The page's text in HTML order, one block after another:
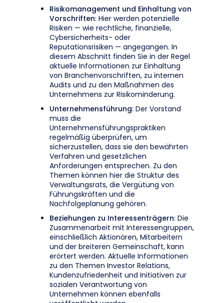
Risikomanagement und Einhaltung von
Vorschriften: Hier werden potenzielle
Risiken — wie rechtliche, finanzielle,
Cybersicherheits- oder
Reputationsrisiken — angegangen. In
diesem Abschnitt finden Sie in der Regel
aktuelle Informationen zur Einhaltung
von Branchenvorschriften, zu internen
Audits und zu den Maßnahmen des
Unternehmens zur Risikominderung.
Unternehmensführung: Der Vorstand
muss die
Unternehmensführungspraktiken
regelmäßig überprüfen, um
sicherzustellen, dass sie den bewährten
Verfahren und gesetzlichen
Anforderungen entsprechen. Zu den
Themen können hier die Struktur des
Verwaltungsrats, die Vergütung von
Führungskräften und die
Nachfolgeplanung gehören.
Beziehungen zu Interessenträgern: Die
Zusammenarbeit mit Interessengruppen,
einschließlich Aktionären, Mitarbeitern
und der breiteren Gemeinschaft, kann
erörtert werden. Aktuelle Informationen
zu den Themen Investor Relations,
Kundenzufriedenheit und Initiativen zur
sozialen Verantwortung von
Unternehmen können ebenfalls